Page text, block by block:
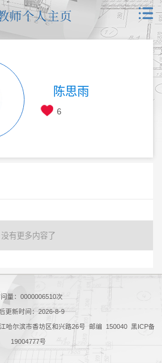
陈思雨
6
没有更多内容了
量： 0000006510次
更新时间：2026-8-9
哈尔滨市香坊区和兴路26号 邮编 150040 黑ICP备
19004777号